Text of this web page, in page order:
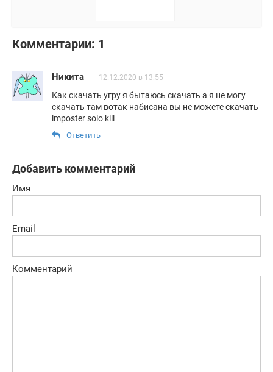
Комментарии: 1
Никита 12.12.2020 в 13:55
Как скачать угру я бытаюсь скачать а я не могу
скачать там вотак набисана вы не можете скачать
lmposter solo kill
Ответить
Добавить комментарий
Имя
Email
Комментарий